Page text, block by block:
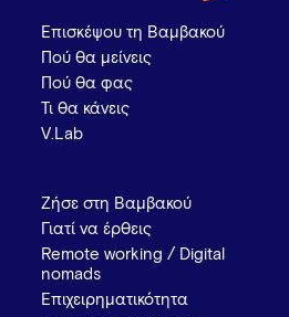
Επισκέψου τη Βαμβακού
Πού θα μείνεις
Πού θα φας
Τι θα κάνεις
V.Lab
Ζήσε στη Βαμβακού
Γιατί να έρθεις
Remote working / Digital
nomads
Επιχειρηματικότητα